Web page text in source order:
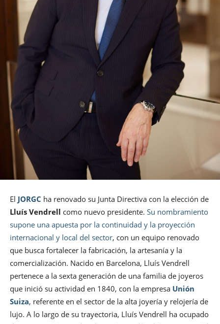
El JORGC ha renovado su Junta Directiva con la elección de
Lluís Vendrell como nuevo presidente. Su nombramiento
supone una apuesta por la continuidad y la proyección
internacional y local del sector, con un equipo renovado
que busca fortalecer la fabricación, la artesanía y la
comercialización. Nacido en Barcelona, Lluís Vendrell
pertenece a la sexta generación de una familia de joyeros
que inició su actividad en 1840, con la empresa Unión
Suiza, referente en el sector de la alta joyería y relojería de
lujo. A lo largo de su trayectoria, Lluís Vendrell ha ocupado